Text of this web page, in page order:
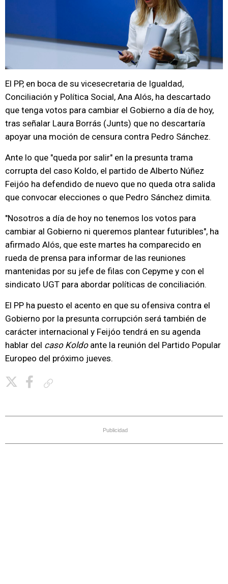
El PP, en boca de su vicesecretaria de Igualdad,
Conciliación y Política Social, Ana Alós, ha descartado
que tenga votos para cambiar el Gobierno a día de hoy,
tras señalar Laura Borrás (Junts) que no descartaría
apoyar una moción de censura contra Pedro Sánchez.
Ante lo que "queda por salir" en la presunta trama
corrupta del caso Koldo, el partido de Alberto Núñez
Feijóo ha defendido de nuevo que no queda otra salida
que convocar elecciones o que Pedro Sánchez dimita.
"Nosotros a día de hoy no tenemos los votos para
cambiar al Gobierno ni queremos plantear futuribles", ha
afirmado Alós, que este martes ha comparecido en
rueda de prensa para informar de las reuniones
mantenidas por su jefe de filas con Cepyme y con el
sindicato UGT para abordar políticas de conciliación.
El PP ha puesto el acento en que su ofensiva contra el
Gobierno por la presunta corrupción será también de
carácter internacional y Feijóo tendrá en su agenda
hablar del caso Koldoante la reunión del Partido Popular
Europeo del próximo jueves.
Publicidad